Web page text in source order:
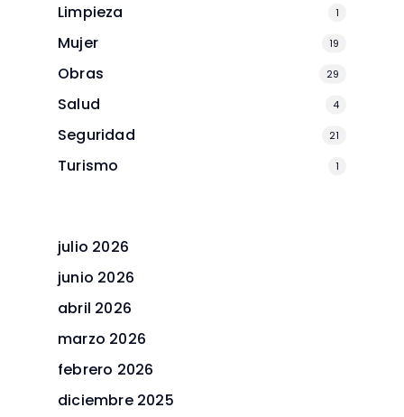
Limpieza 1
Mujer 19
Obras 29
Salud 4
Seguridad 21
Turismo 1
julio 2026
junio 2026
abril 2026
marzo 2026
febrero 2026
diciembre 2025